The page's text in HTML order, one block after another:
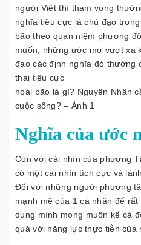
người Việt thì tham vọng
nghĩa tiêu cực là chủ đạo
bão theo quan niệm phương
muốn, những ước mơ vượt xa
đạo các định nghĩa đó thường
thái tiêu cực
hoài bão là gì? Nguyên Nhân
cuộc sống? – Ảnh 1
Nghĩa của ước
Còn với cái nhìn của phương
có một cái nhìn tích cực và
Đối với những người phương
mạnh mẽ của 1 cá nhân để
dụng mình mong muốn kể cả
quá với năng lực thực tiễn của